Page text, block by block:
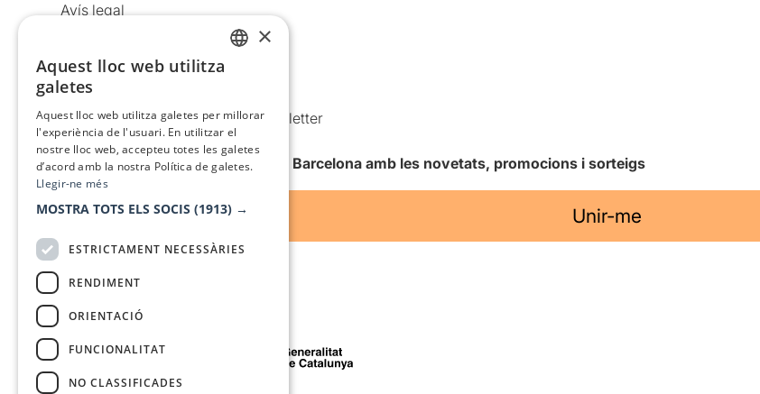
Avís legal
Política de cookies
Condicions d’ús
Comunicacions comercials i Newsletter
Anuncia’t
Vull rebre la newsletter de Teatre Barcelona amb les novetats, promocions i sorteigs
Unir-me
Amb el suport de
×
Aquest lloc web utilitza
galetes
Aquest lloc web utilitza galetes per millorar
l'experiència de l'usuari. En utilitzar el
nostre lloc web, accepteu totes les galetes
d’acord amb la nostra Política de galetes.
Llegir-ne més
MOSTRA TOTS ELS SOCIS (1913) →
ESTRICTAMENT NECESSÀRIES
RENDIMENT
ORIENTACIÓ
FUNCIONALITAT
NO CLASSIFICADES